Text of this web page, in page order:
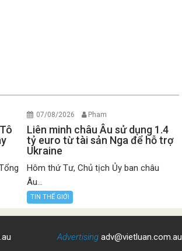
07/08/2026 Pham
Liên minh châu Âu sử dụng 1.4
tỷ euro từ tài sản Nga để hỗ trợ
Ukraine
Hôm thứ Tư, Chủ tịch Ủy ban châu
Âu...
TIN THẾ GIỚI
Advertising adv@vietluan.com.au